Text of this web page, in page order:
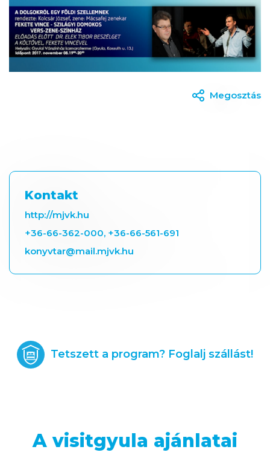
Megosztás
Kontakt
http://mjvk.hu
+36-66-362-000, +36-66-561-691
konyvtar@mail.mjvk.hu
Tetszett a program? Foglalj szállást!
A visitgyula ajánlatai